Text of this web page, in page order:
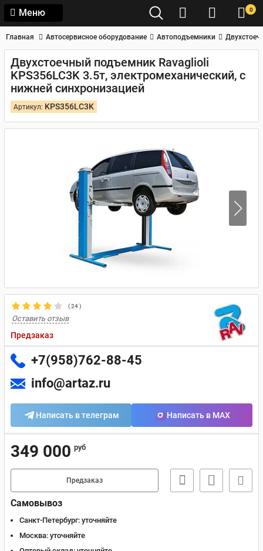
Меню 0
Главная Автосервисное оборудование Автоподъемники
Двухстоечный подъемник Ravaglioli
KPS356LC3K 3.5т, электромеханический, с
нижней синхронизацией
Артикул: KPS356LC3K
(24)
Оставить отзыв
Предзаказ
+7(958)762-88-45
info@artaz.ru
Написать в телеграм Написать в MAX
349 000 руб
Предзаказ
Самовывоз
Санкт-Петербург: уточняйте
Москва: уточняйте